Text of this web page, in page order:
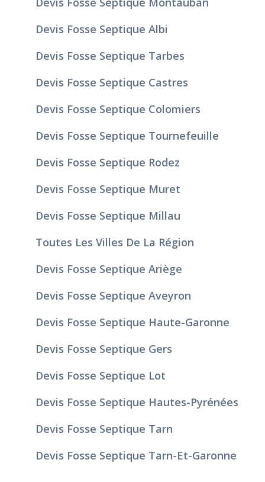
Devis Fosse Septique Albi
Devis Fosse Septique Tarbes
Devis Fosse Septique Castres
Devis Fosse Septique Colomiers
Devis Fosse Septique Tournefeuille
Devis Fosse Septique Rodez
Devis Fosse Septique Muret
Devis Fosse Septique Millau
Toutes Les Villes De La Région
Devis Fosse Septique Ariège
Devis Fosse Septique Aveyron
Devis Fosse Septique Haute-Garonne
Devis Fosse Septique Gers
Devis Fosse Septique Lot
Devis Fosse Septique Hautes-Pyrénées
Devis Fosse Septique Tarn
Devis Fosse Septique Tarn-Et-Garonne